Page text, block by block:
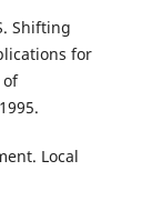
Shifting
for
of
Local